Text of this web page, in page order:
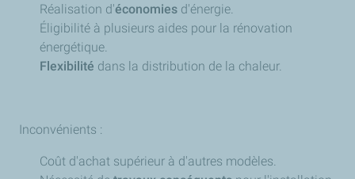
Réalisation d'économies d'énergie.
Éligibilité à plusieurs aides pour la rénovation
énergétique.
Flexibilité dans la distribution de la chaleur.
Inconvénients :
Coût d'achat supérieur à d'autres modèles.